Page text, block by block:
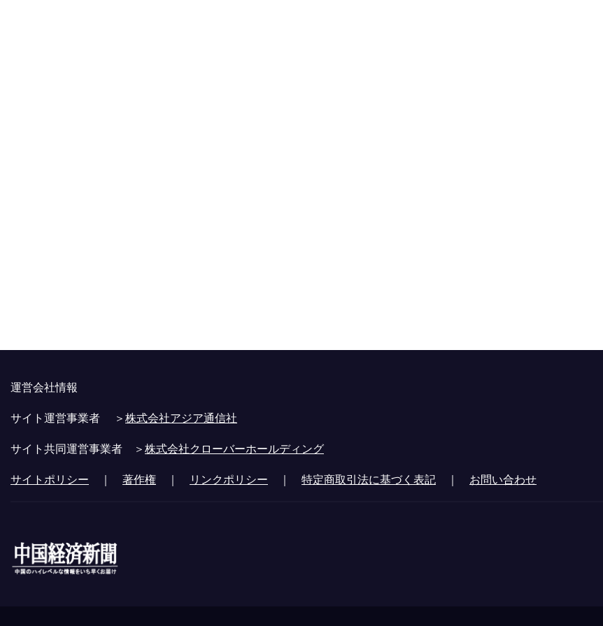
運営会社情報
サイト運営事業者 ＞株式会社アジア通信社
サイト共同運営事業者 ＞株式会社クローバーホールディング
サイトポリシー ｜ 著作権 ｜ リンクポリシー ｜ 特定商取引法に基づく表記 ｜ お問い合わせ